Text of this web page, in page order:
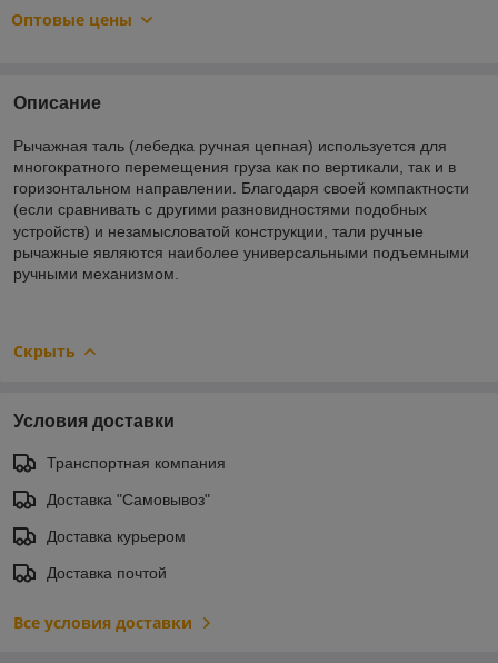
Оптовые цены
Описание
Рычажная таль (лебедка ручная цепная) используется для
многократного перемещения груза как по вертикали, так и в
горизонтальном направлении. Благодаря своей компактности
(если сравнивать с другими разновидностями подобных
устройств) и незамысловатой конструкции, тали ручные
рычажные являются наиболее универсальными подъемными
ручными механизмом.
Скрыть
Условия доставки
Транспортная компания
Доставка "Самовывоз"
Доставка курьером
Доставка почтой
Все условия доставки